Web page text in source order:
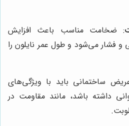
: ضخامت مناسب باعث افزایش
و فشار می‌شود و طول عمر نایلون را
ساختمانی باید با ویژگی‌های
داشته باشد، مانند مقاومت در